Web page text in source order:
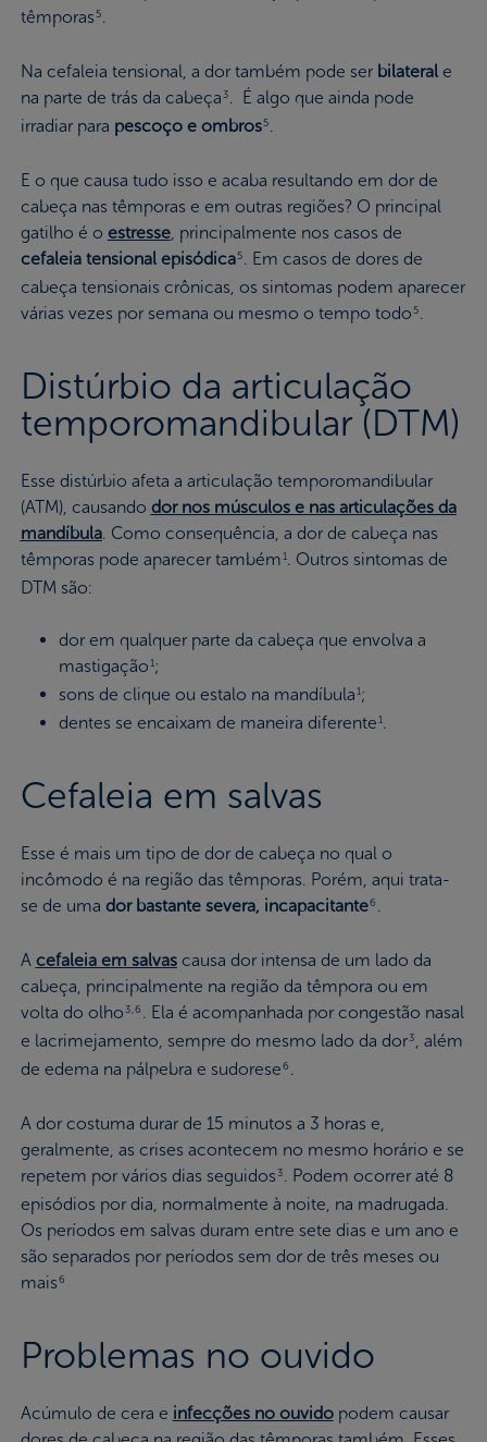
têmporas5.
Na cefaleia tensional, a dor também pode ser bilaterale
na parte de trás da cabeça3. É algo que ainda pode
irradiar para pescoço e ombros5.
E o que causa tudo isso e acaba resultando em dor de
cabeça nas têmporas e em outras regiões? O principal
gatilho é o estresse, principalmente nos casos de
cefaleia tensional episódica5. Em casos de dores de
cabeça tensionais crônicas, os sintomas podem aparecer
várias vezes por semana ou mesmo o tempo todo5.
Distúrbio da articulação
temporomandibular (DTM)
Esse distúrbio afeta a articulação temporomandibular
(ATM), causando dor nos músculos e nas articulações da
mandíbula. Como consequência, a dor de cabeça nas
têmporas pode aparecer também1. Outros sintomas de
DTM são:
dor em qualquer parte da cabeça que envolva a
mastigação1;
sons de clique ou estalo na mandíbula1;
dentes se encaixam de maneira diferente1.
Cefaleia em salvas
Esse é mais um tipo de dor de cabeça no qual o
incômodo é na região das têmporas. Porém, aqui trata-
se de uma dor bastante severa, incapacitante6 .
A cefaleia em salvascausa dor intensa de um lado da
cabeça, principalmente na região da têmpora ou em
volta do olho3,6 . Ela é acompanhada por congestão nasal
e lacrimejamento, sempre do mesmo lado da dor3, além
de edema na pálpebra e sudorese6 .
A dor costuma durar de 15 minutos a 3 horas e,
geralmente, as crises acontecem no mesmo horário e se
repetem por vários dias seguidos3. Podem ocorrer até 8
episódios por dia, normalmente à noite, na madrugada.
Os períodos em salvas duram entre sete dias e um ano e
são separados por períodos sem dor de três meses ou
mais6
Problemas no ouvido
Acúmulo de cera e infecções no ouvidopodem causar